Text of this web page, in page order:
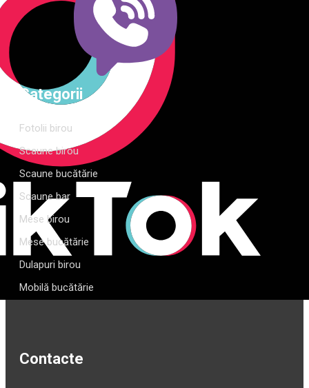
Categorii
Fotolii birou
Scaune birou
Scaune bucătărie
Scaune bar
Mese birou
Mese bucătărie
Dulapuri birou
Mobilă bucătărie
Contacte